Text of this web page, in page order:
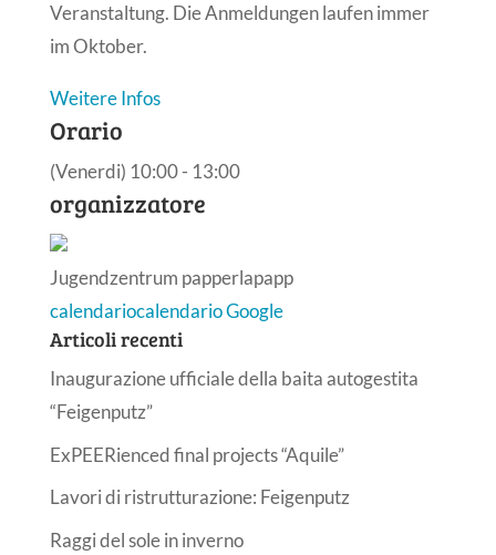
Veranstaltung. Die Anmeldungen laufen immer
im Oktober.
Weitere Infos
Orario
(Venerdi) 10:00 - 13:00
organizzatore
Jugendzentrum papperlapapp
calendariocalendario Google
Articoli recenti
Inaugurazione ufficiale della baita autogestita
“Feigenputz”
ExPEERienced final projects “Aquile”
Lavori di ristrutturazione: Feigenputz
Raggi del sole in inverno